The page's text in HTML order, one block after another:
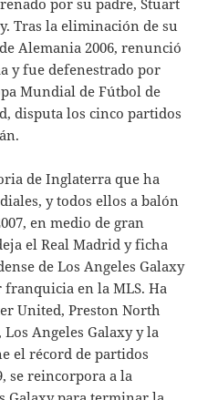
por su padre, Stuart
Tras la eliminación de su
Alemania 2006, renunció
y fue defenestrado por
Mundial de Fútbol de
disputa los cinco partidos
de Inglaterra que ha
y todos ellos a balón
en medio de gran
el Real Madrid y ficha
de Los Angeles Galaxy
en la MLS. Ha
United, Preston North
Angeles Galaxy y la
el récord de partidos
se reincorpora a la